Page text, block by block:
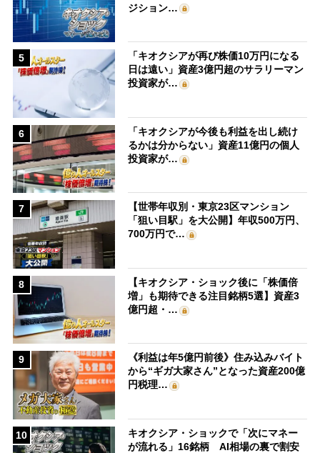
ジション…
5
「キオクシアが再び株価10万円になる
日は遠い」資産3億円超のサラリーマン
投資家が…
6
「キオクシアが今後も利益を出し続け
るかは分からない」資産11億円の個人
投資家が…
7
【世帯年収別・東京23区マンション
「狙い目駅」を大公開】年収500万円、
700万円で…
8
【キオクシア・ショック後に「株価倍
増」も期待できる注目銘柄5選】資産3
億円超・…
9
《利益は年5億円前後》住み込みバイト
から“ギガ大家さん”となった資産200億
円税理…
10
キオクシア・ショックで「次にマネー
が流れる」16銘柄 AI相場の裏で割安